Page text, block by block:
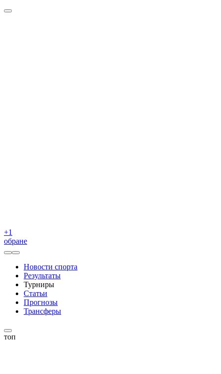
+1
обране
Новости спорта
Результаты
Турниры
Статьи
Прогнозы
Трансферы
топ